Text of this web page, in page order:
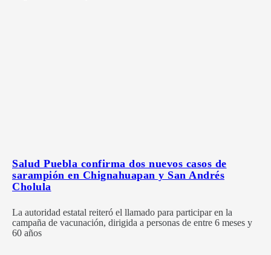
Salud Puebla confirma dos nuevos casos de
sarampión en Chignahuapan y San Andrés
Cholula
La autoridad estatal reiteró el llamado para participar en la
campaña de vacunación, dirigida a personas de entre 6 meses y
60 años